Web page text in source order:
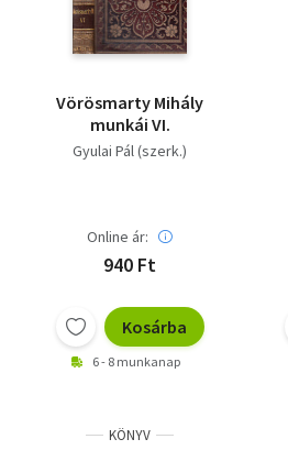
Vörösmarty Mihály
munkái VI.
Gyulai Pál (szerk.)
Online ár:
940 Ft
Kosárba
6 - 8 munkanap
KÖNYV